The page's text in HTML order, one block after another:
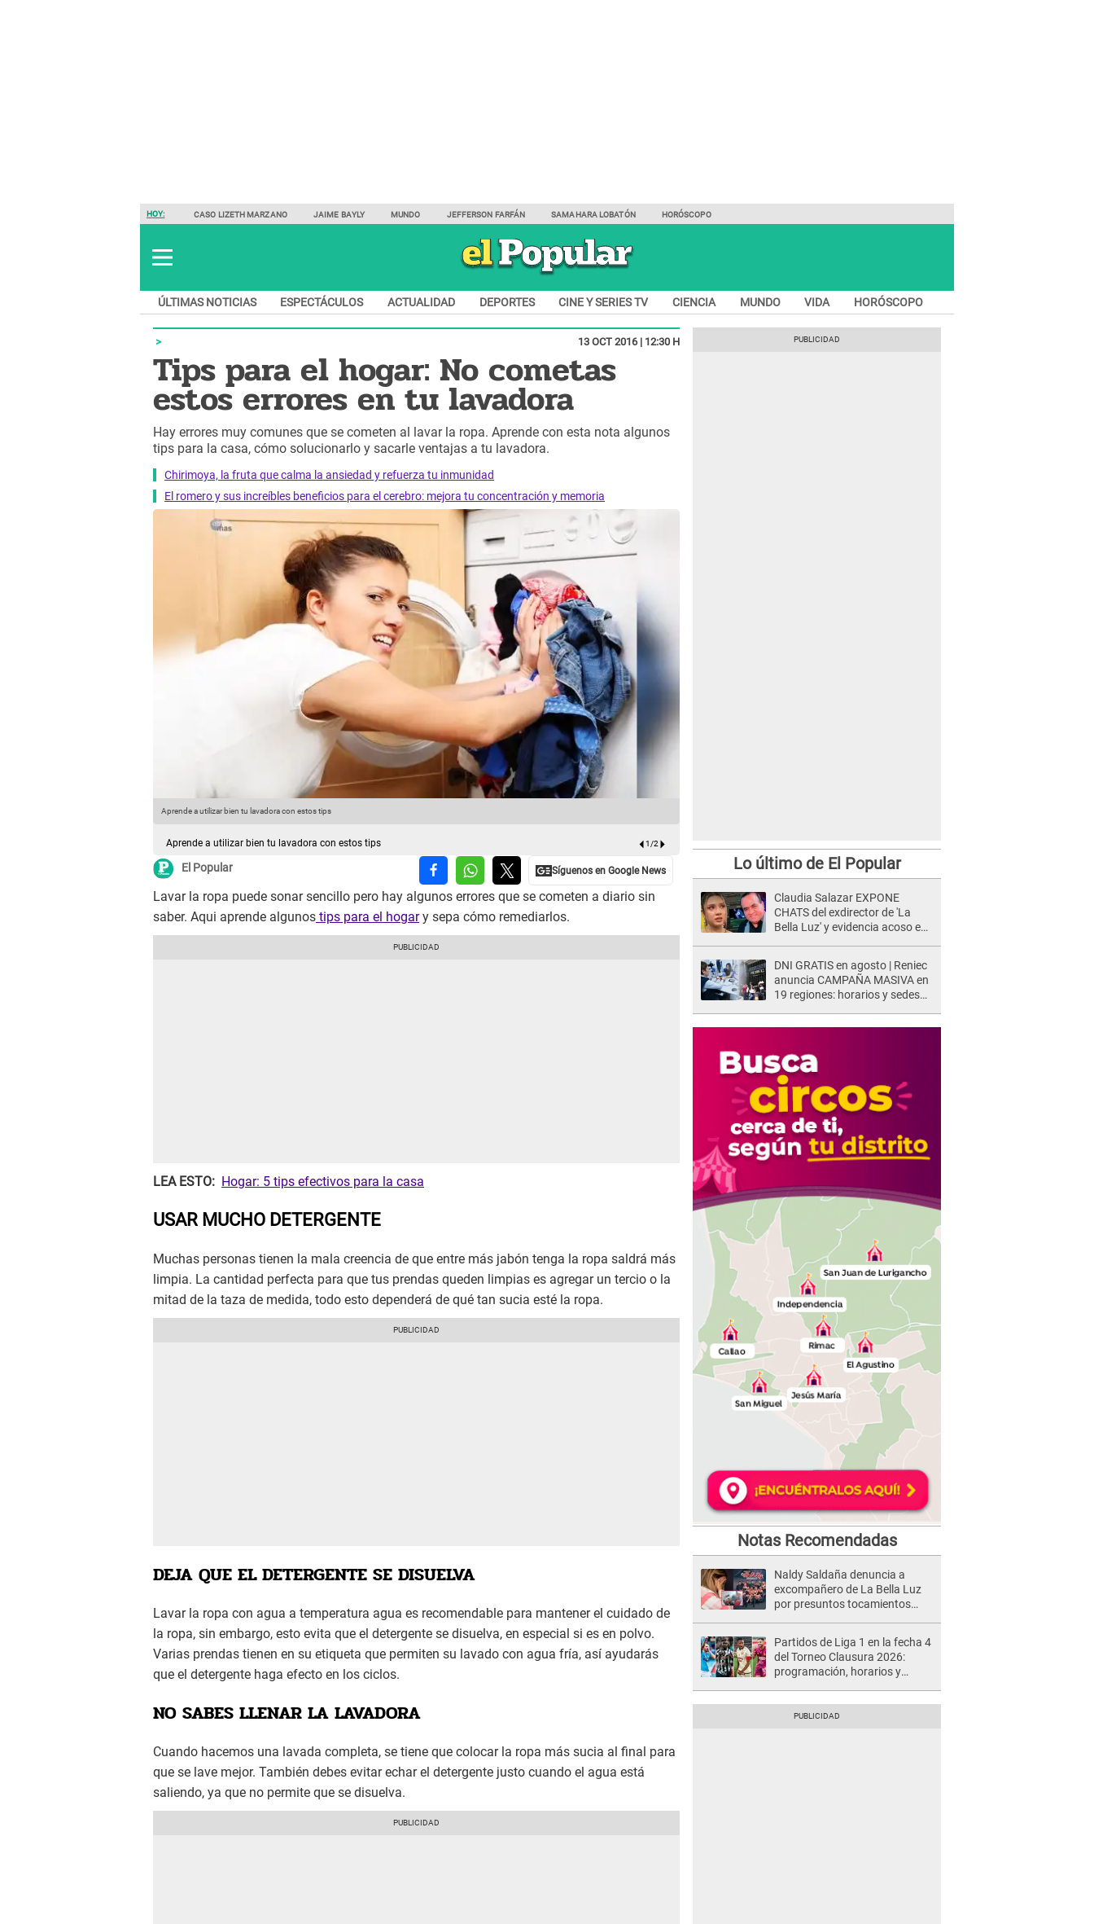
HOY: CASO LIZETH MARZANO JAIME BAYLY MUNDO JEFFERSON FARFÁN SAMAHARA LOBATÓN HORÓSCOPO
ÚLTIMAS NOTICIAS ESPECTÁCULOS ACTUALIDAD DEPORTES CINE Y SERIES TV CIENCIA MUNDO VIDA HORÓSCOPO
13 OCT 2016 | 12:30 H
Tips para el hogar: No cometas
estos errores en tu lavadora
Hay errores muy comunes que se cometen al lavar la ropa. Aprende con esta nota algunos
tips para la casa, cómo solucionarlo y sacarle ventajas a tu lavadora.
Chirimoya, la fruta que calma la ansiedad y refuerza tu inmunidad
El romero y sus increíbles beneficios para el cerebro: mejora tu concentración y memoria
Aprende a utilizar bien tu lavadora con estos tips
Aprende a utilizar bien tu lavadora con estos tips 1 /2
El Popular
Lavar la ropa puede sonar sencillo pero hay algunos errores que se cometen a diario sin
saber. Aqui aprende algunos tips para el hogary sepa cómo remediarlos.
LEA ESTO: Hogar: 5 tips efectivos para la casa
USAR MUCHO DETERGENTE
Muchas personas tienen la mala creencia de que entre más jabón tenga la ropa saldrá más
limpia. La cantidad perfecta para que tus prendas queden limpias es agregar un tercio o la
mitad de la taza de medida, todo esto dependerá de qué tan sucia esté la ropa.
DEJA QUE EL DETERGENTE SE DISUELVA
Lavar la ropa con agua a temperatura agua es recomendable para mantener el cuidado de
la ropa, sin embargo, esto evita que el detergente se disuelva, en especial si es en polvo.
Varias prendas tienen en su etiqueta que permiten su lavado con agua fría, así ayudarás
que el detergente haga efecto en los ciclos.
NO SABES LLENAR LA LAVADORA
Cuando hacemos una lavada completa, se tiene que colocar la ropa más sucia al final para
que se lave mejor. También debes evitar echar el detergente justo cuando el agua está
saliendo, ya que no permite que se disuelva.
Lo último de El Popular
Claudia Salazar EXPONE
CHATS del exdirector de 'La
Bella Luz' y evidencia acoso e
DNI GRATIS en agosto | Reniec
anuncia CAMPAÑA MASIVA en
19 regiones: horarios y sedes
Notas Recomendadas
Naldy Saldaña denuncia a
excompañero de La Bella Luz
por presuntos tocamientos
Partidos de Liga 1 en la fecha 4
del Torneo Clausura 2026:
programación, horarios y